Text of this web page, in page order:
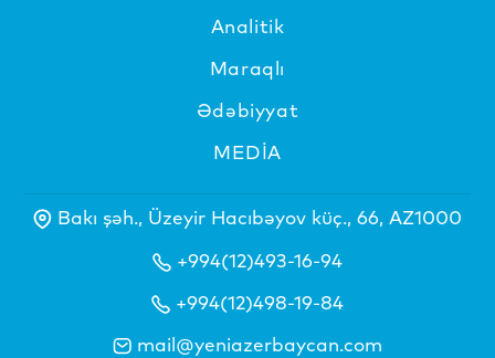
Analitik
Maraqlı
Ədəbiyyat
MEDİA
Bakı şəh., Üzeyir Hacıbəyov küç., 66, AZ1000
+994(12)493-16-94
+994(12)498-19-84
mail@yeniazerbaycan.com